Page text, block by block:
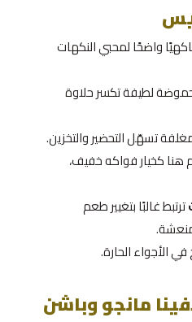
واضحًا لمحبي النكهات
لطيفة تكسر حلاوة
تسهّل التحضير والتخزين.
هنا كخيار فواكه خفيف،
ترتبط غالبًا بتغيير طعم
الأجواء الحارة.
مانجو وباشن